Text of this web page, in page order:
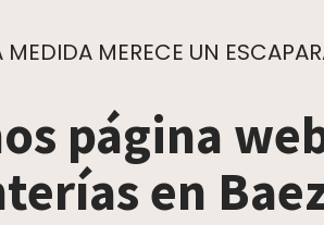
MERECE UN
página
en